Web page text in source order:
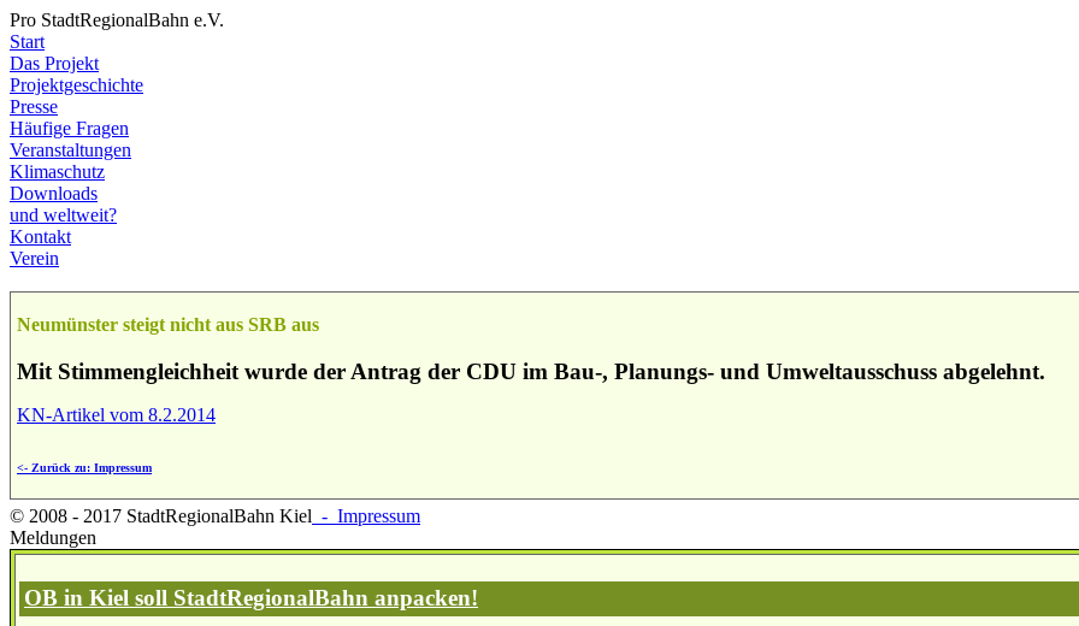
Pro StadtRegionalBahn e.V.
Start
Das Projekt
Projektgeschichte
Presse
Häufige Fragen
Veranstaltungen
Klimaschutz
Downloads
und weltweit?
Kontakt
Verein
Neumünster steigt nicht aus SRB aus
Mit Stimmengleichheit wurde der Antrag der CDU im Bau-, Planungs- und Umweltausschuss abgelehnt.
KN-Artikel vom 8.2.2014
<- Zurück zu: Impressum
© 2008 - 2017 StadtRegionalBahn Kiel - Impressum
Meldungen
OB in Kiel soll StadtRegionalBahn anpacken!